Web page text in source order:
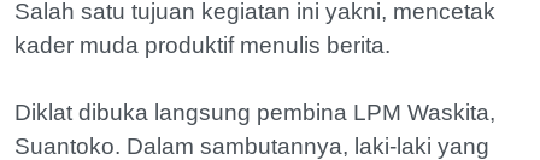
Salah satu tujuan kegiatan ini yakni, mencetak
kader muda produktif menulis berita.
Diklat dibuka langsung pembina LPM Waskita,
Suantoko. Dalam sambutannya, laki-laki yang